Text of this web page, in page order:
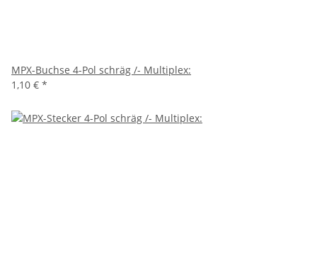
MPX-Buchse 4-Pol schräg /- Multiplex:
1,10 € *